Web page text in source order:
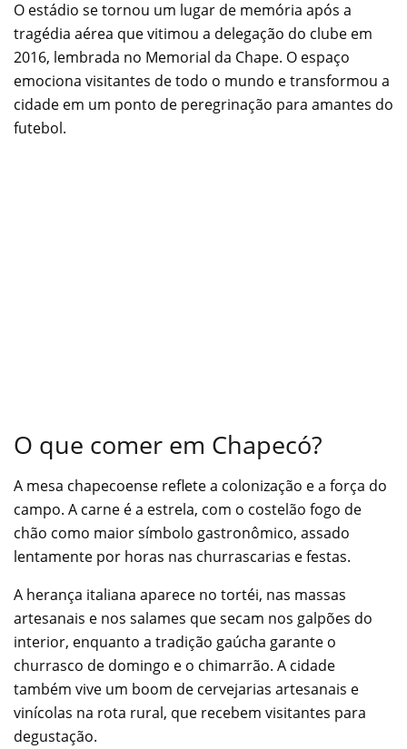
O estádio se tornou um lugar de memória após a
tragédia aérea que vitimou a delegação do clube em
2016, lembrada no Memorial da Chape. O espaço
emociona visitantes de todo o mundo e transformou a
cidade em um ponto de peregrinação para amantes do
futebol.
O que comer em Chapecó?
A mesa chapecoense reflete a colonização e a força do
campo. A carne é a estrela, com o costelão fogo de
chão como maior símbolo gastronômico, assado
lentamente por horas nas churrascarias e festas.
A herança italiana aparece no tortéi, nas massas
artesanais e nos salames que secam nos galpões do
interior, enquanto a tradição gaúcha garante o
churrasco de domingo e o chimarrão. A cidade
também vive um boom de cervejarias artesanais e
vinícolas na rota rural, que recebem visitantes para
degustação.